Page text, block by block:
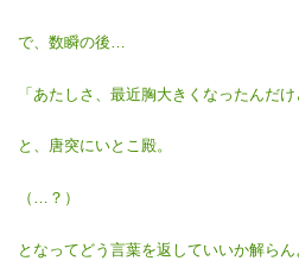
で、数瞬の後…
「あたしさ、最近胸大きくなったんだけ
と、唐突にいとこ殿。
（…？）
となってどう言葉を返していいか解らん